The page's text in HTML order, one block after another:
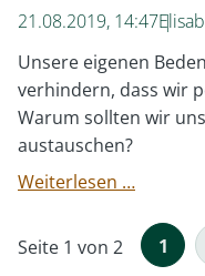
21.08.2019, 14:47
Unsere eigenen
verhindern, dass wir
Warum sollten wir
austauschen?
Weiterlesen …Geld
Seite 1 von 2 1